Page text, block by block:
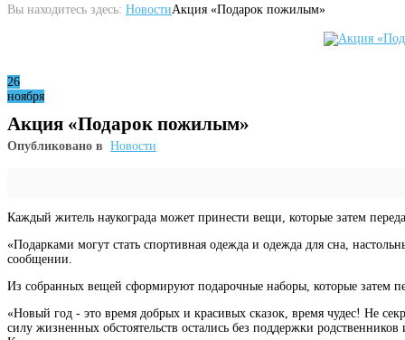
Вы находитесь здесь: НовостиАкция «Подарок пожилым»
26
ноября
Акция «Подарок пожилым»
Опубликовано в Новости
Каждый житель наукограда может принести вещи, которые затем
«Подарками могут стать спортивная одежда и одежда для сна,
сообщении.
Из собранных вещей сформируют подарочные наборы, которые затем
«Новый год - это время добрых и красивых сказок, время чудес! Не
силу жизненных обстоятельств остались без поддержки